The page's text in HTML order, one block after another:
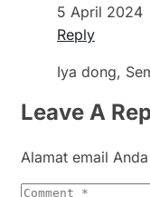
5 April 2024
Reply
Iya dong,
Leave A
Alamat email